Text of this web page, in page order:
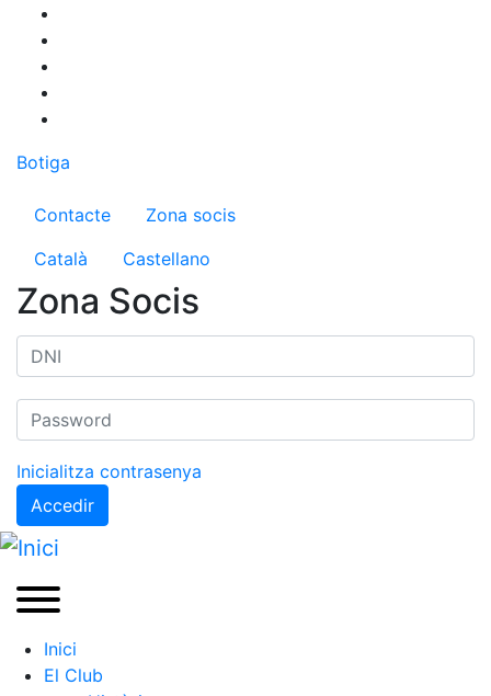
contingut
Botiga
Menú del compte d'usuari
Contacte
Zona socis
Català
Castellano
Zona Socis
Inicialitza contrasenya
Accedir
Inici
El Club